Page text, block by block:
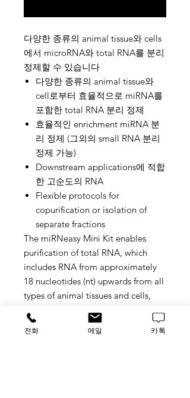
다양한 종류의 animal tissue와 cells
에서 microRNA와 total RNA를 분리
정제할 수 있습니다
다양한 종류의 animal tissue와
cell로부터 효율적으로 miRNA를
포함한 total RNA 분리 정제
효율적인 enrichment miRNA 분
리 정제 (그외의 small RNA 분리
정제 가능)
Downstream applications에 적합
한 고순도의 RNA
Flexible protocols for
copurification or isolation of
separate fractions
The miRNeasy Mini Kit enables
purification of total RNA, which
includes RNA from approximately
18 nucleotides (nt) upwards from all
types of animal tissues and cells,
including difficult-to-lyse tissues.
Alternatively, an miRNA-enriched
fraction and a total RNA (>200 nt)
전화 메일 카톡